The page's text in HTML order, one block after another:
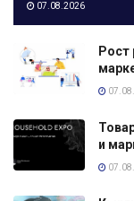
07.08.2026
Рост
и